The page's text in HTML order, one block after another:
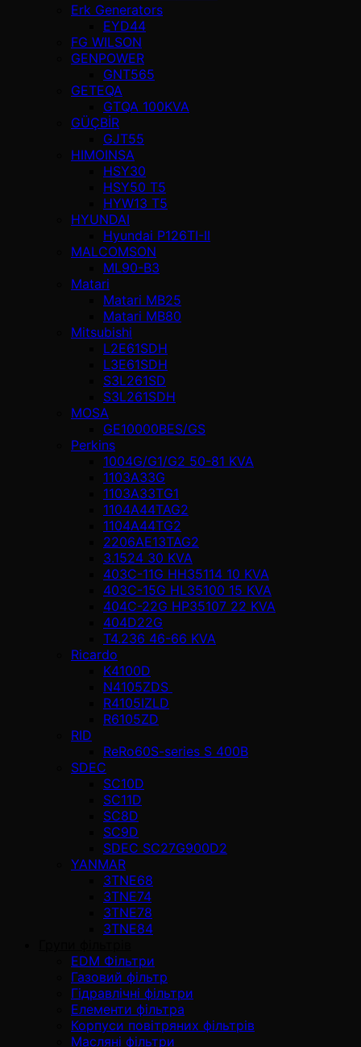
Erk Generators
EYD44
FG WILSON
GENPOWER
GNT565
GETEQA
GTQA 100KVA
GÜÇBİR
GJT55
HIMOINSA
HSY30
HSY50 T5
HYW13 T5
HYUNDAI
Hyundai P126TI-II
MALCOMSON
ML90-B3
Matari
Matari MB25
Matari MB80
Mitsubishi
L2E61SDH
L3E61SDH
S3L261SD
S3L261SDH
MOSA
GE10000BES/GS
Perkins
1004G/G1/G2 50-81 KVA
1103A33G
1103A33TG1
1104A44TAG2
1104A44TG2
2206AE13TAG2
3.1524 30 KVA
403C-11G HH35114 10 KVA
403C-15G HL35100 15 KVA
404C-22G HP35107 22 KVA
404D22G
T4.236 46-66 KVA
Ricardo
K4100D
N4105ZDS
R4105IZLD
R6105ZD
RID
ReRo60S-series S 400В
SDEC
SC10D
SC11D
SC8D
SC9D
SDEC SC27G900D2
YANMAR
3TNE68
3TNE74
3TNE78
3TNE84
EDM Фільтри
Газовий фільтр
Гідравлічні фільтри
Елементи фільтра
Корпуси повітряних фільтрів
Масляні фільтри